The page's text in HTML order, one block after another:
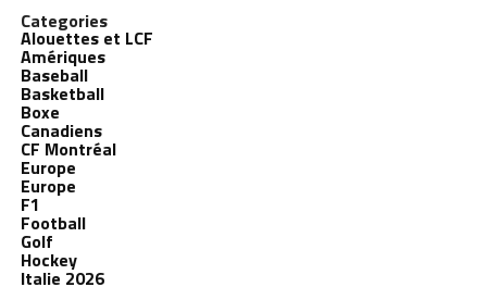
Categories
Alouettes et LCF
Amériques
Baseball
Basketball
Boxe
Canadiens
CF Montréal
Europe
Europe
F1
Football
Golf
Hockey
Italie 2026